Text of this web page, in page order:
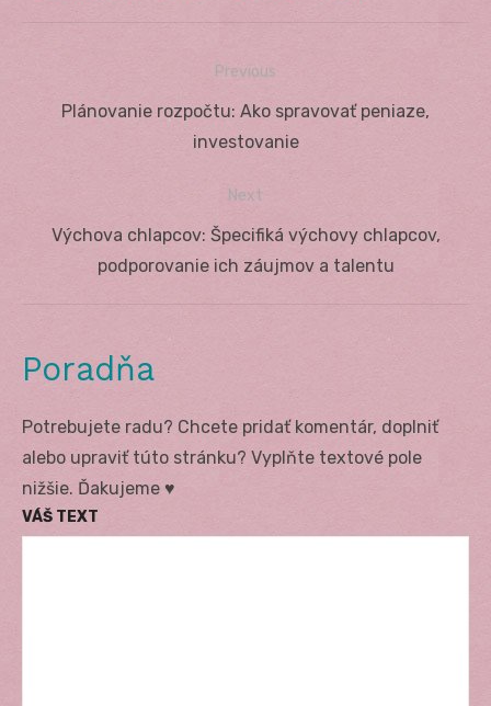
Navigácia
Previous
Previous
Plánovanie rozpočtu: Ako spravovať peniaze,
investovanie
Next
Next
Výchova chlapcov: Špecifiká výchovy chlapcov,
podporovanie ich záujmov a talentu
Poradňa
Potrebujete radu? Chcete pridať komentár, doplniť
alebo upraviť túto stránku? Vyplňte textové pole
nižšie. Ďakujeme ♥
VÁŠ TEXT